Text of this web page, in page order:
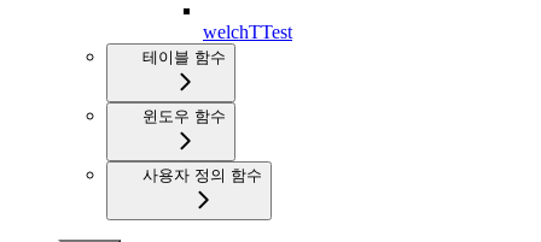
welchTTest
테이블 함수
윈도우 함수
사용자 정의 함수